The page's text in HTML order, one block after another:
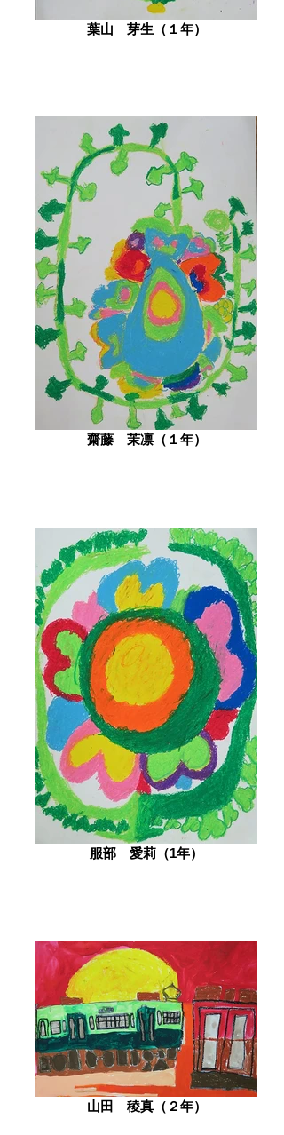
葉山 芽生（１年）
齋藤 茉凛（１年）
服部 愛莉（1年）
山田 稜真（２年）